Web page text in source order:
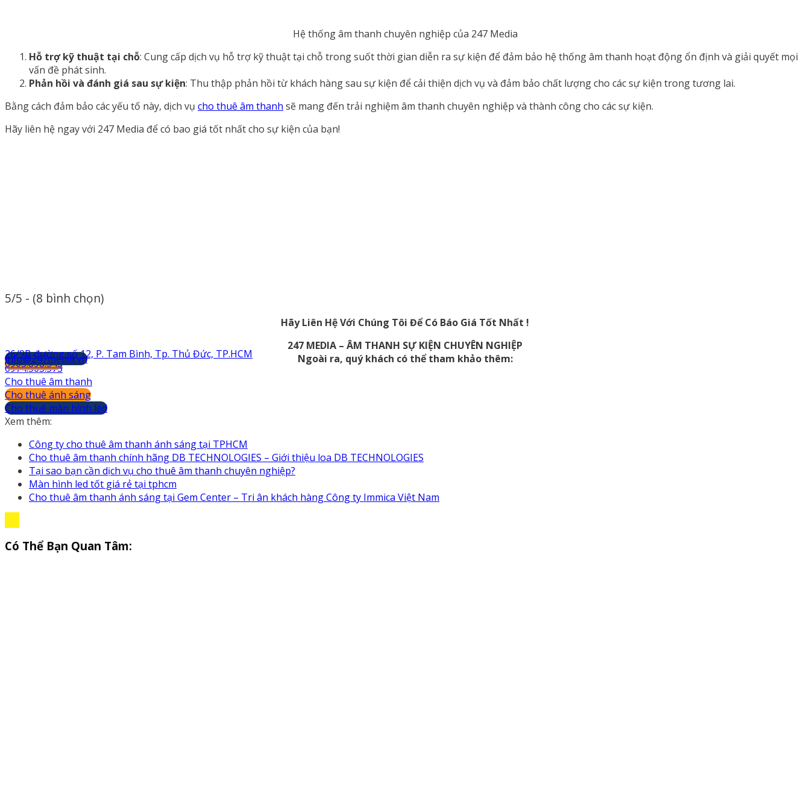
Hệ thống âm thanh chuyên nghiệp của 247 Media
Hỗ trợ kỹ thuật tại chỗ: Cung cấp dịch vụ hỗ trợ kỹ thuật tại chỗ trong suốt thời gian diễn ra sự kiện để đảm bảo hệ thống âm thanh hoạt động ổn định và giải quyết mọi
vấn đề phát sinh.
Phản hồi và đánh giá sau sự kiện: Thu thập phản hồi từ khách hàng sau sự kiện để cải thiện dịch vụ và đảm bảo chất lượng cho các sự kiện trong tương lai.
Bằng cách đảm bảo các yếu tố này, dịch vụ cho thuê âm thanh sẽ mang đến trải nghiệm âm thanh chuyên nghiệp và thành công cho các sự kiện.
Hãy liên hệ ngay với 247 Media để có bao giá tốt nhất cho sự kiện của bạn!
5/5 - (8 bình chọn)
Hãy Liên Hệ Với Chúng Tôi Để Có Báo Giá Tốt Nhất !
247 MEDIA – ÂM THANH SỰ KIỆN CHUYÊN NGHIỆP
0974.503.573
0903.898.545
info@247media.vn
26/9B đường số 12, P. Tam Bình, Tp. Thủ Đức, TP.HCM
Ngoài ra, quý khách có thể tham khảo thêm:
Cho thuê âm thanh
Cho thuê ánh sáng
Cho thuê màn hình led
Xem thêm:
Công ty cho thuê âm thanh ánh sáng tại TPHCM
Cho thuê âm thanh chính hãng DB TECHNOLOGIES – Giới thiệu loa DB TECHNOLOGIES
Tại sao bạn cần dịch vụ cho thuê âm thanh chuyên nghiệp?
Màn hình led tốt giá rẻ tại tphcm
Cho thuê âm thanh ánh sáng tại Gem Center – Tri ân khách hàng Công ty Immica Việt Nam
Có Thể Bạn Quan Tâm: